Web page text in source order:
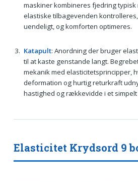
maskiner kombineres fjedring
elastiske tilbagevenden
uendeligt, og komforten optimeres.
Katapult: Anordning der bruger
til at kaste genstande langt.
mekanik med elasticitetsprincipper,
deformation og hurtig returkraft
hastighed og rækkevidde i et simpelt
Elasticitet Krydsord 9